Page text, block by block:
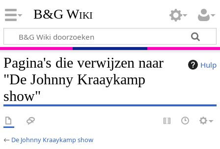
B&G Wiki
Hulp
Pagina's die verwijzen naar
"De Johnny Kraaykamp
show"
← De Johnny Kraaykamp show